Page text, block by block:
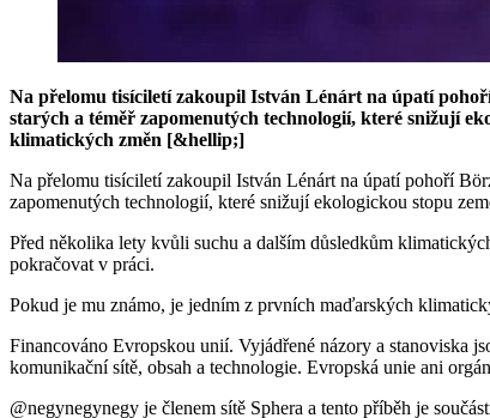
Na přelomu tisíciletí zakoupil István Lénárt na úpatí
starých a téměř zapomenutých technologií, které snižují
klimatických změn [&hellip;]
Na přelomu tisíciletí zakoupil István Lénárt na úpatí pohoří
zapomenutých technologií, které snižují ekologickou stopu
Před několika lety kvůli suchu a dalším důsledkům
pokračovat v práci.
Pokud je mu známo, je jedním z prvních maďarských
Financováno Evropskou unií. Vyjádřené názory a stanoviska
komunikační sítě, obsah a technologie. Evropská unie ani
@negynegynegy je členem sítě Sphera a tento příběh je